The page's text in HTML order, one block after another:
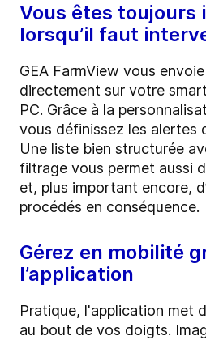
Vous êtes toujours
lorsqu’il faut
GEA FarmView vous
directement sur votre
PC. Grâce à la
vous définissez les alertes
Une liste bien structurée
filtrage vous permet aussi
et, plus important encore,
procédés en conséquence.
Gérez en mobilité
l’application
Pratique, l'application met
au bout de vos doigts.